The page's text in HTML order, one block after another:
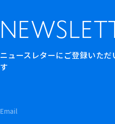
ニュースレターにご登録いた
す